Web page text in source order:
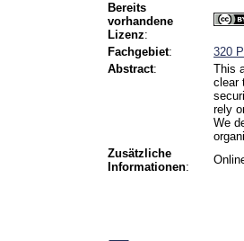
Bereits
vorhandene
Lizenz:
Fachgebiet:
320
Abstract:
This
clear
rely
We
Zusätzliche
Informationen: